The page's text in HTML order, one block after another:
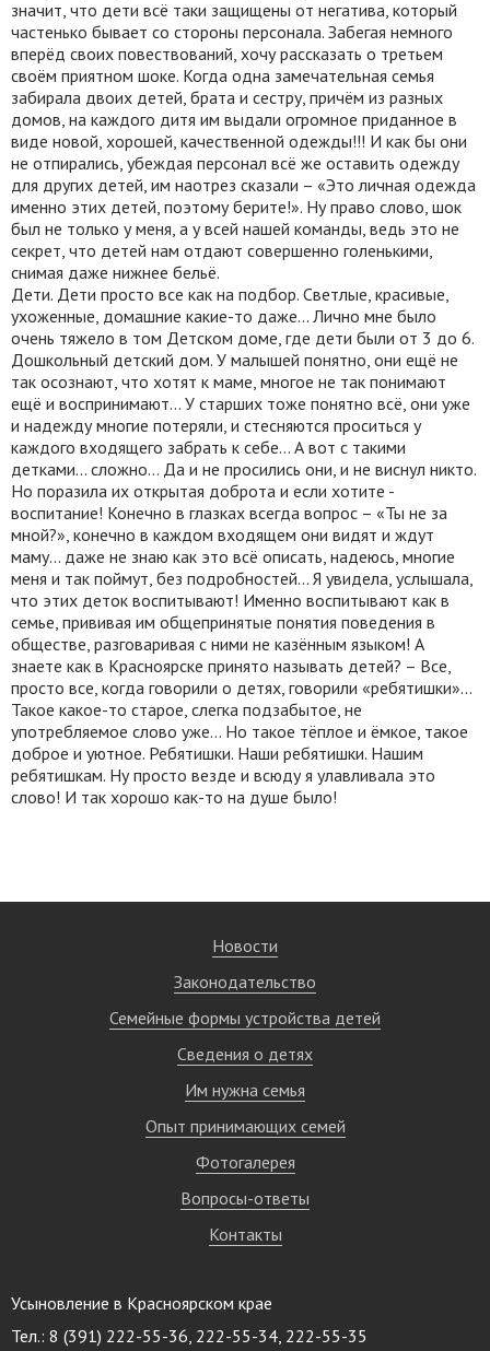
значит, что дети всё таки защищены от негатива, который
частенько бывает со стороны персонала. Забегая немного
вперёд своих повествований, хочу рассказать о третьем
своём приятном шоке. Когда одна замечательная семья
забирала двоих детей, брата и сестру, причём из разных
домов, на каждого дитя им выдали огромное приданное в
виде новой, хорошей, качественной одежды!!! И как бы они
не отпирались, убеждая персонал всё же оставить одежду
для других детей, им наотрез сказали – «Это личная одежда
именно этих детей, поэтому берите!». Ну право слово, шок
был не только у меня, а у всей нашей команды, ведь это не
секрет, что детей нам отдают совершенно голенькими,
снимая даже нижнее бельё.
Дети. Дети просто все как на подбор. Светлые, красивые,
ухоженные, домашние какие-то даже… Лично мне было
очень тяжело в том Детском доме, где дети были от 3 до 6.
Дошкольный детский дом. У малышей понятно, они ещё не
так осознают, что хотят к маме, многое не так понимают
ещё и воспринимают… У старших тоже понятно всё, они уже
и надежду многие потеряли, и стесняются проситься у
каждого входящего забрать к себе… А вот с такими
детками… сложно… Да и не просились они, и не виснул никто.
Но поразила их открытая доброта и если хотите -
воспитание! Конечно в глазках всегда вопрос – «Ты не за
мной?», конечно в каждом входящем они видят и ждут
маму… даже не знаю как это всё описать, надеюсь, многие
меня и так поймут, без подробностей… Я увидела, услышала,
что этих деток воспитывают! Именно воспитывают как в
семье, прививая им общепринятые понятия поведения в
обществе, разговаривая с ними не казённым языком! А
знаете как в Красноярске принято называть детей? – Все,
просто все, когда говорили о детях, говорили «ребятишки»…
Такое какое-то старое, слегка подзабытое, не
употребляемое слово уже… Но такое тёплое и ёмкое, такое
доброе и уютное. Ребятишки. Наши ребятишки. Нашим
ребятишкам. Ну просто везде и всюду я улавливала это
слово! И так хорошо как-то на душе было!
Новости
Законодательство
Семейные формы устройства детей
Сведения о детях
Им нужна семья
Опыт принимающих семей
Фотогалерея
Вопросы-ответы
Контакты
Усыновление в Красноярском крае
Тел.: 8 (391) 222-55-36, 222-55-34, 222-55-35